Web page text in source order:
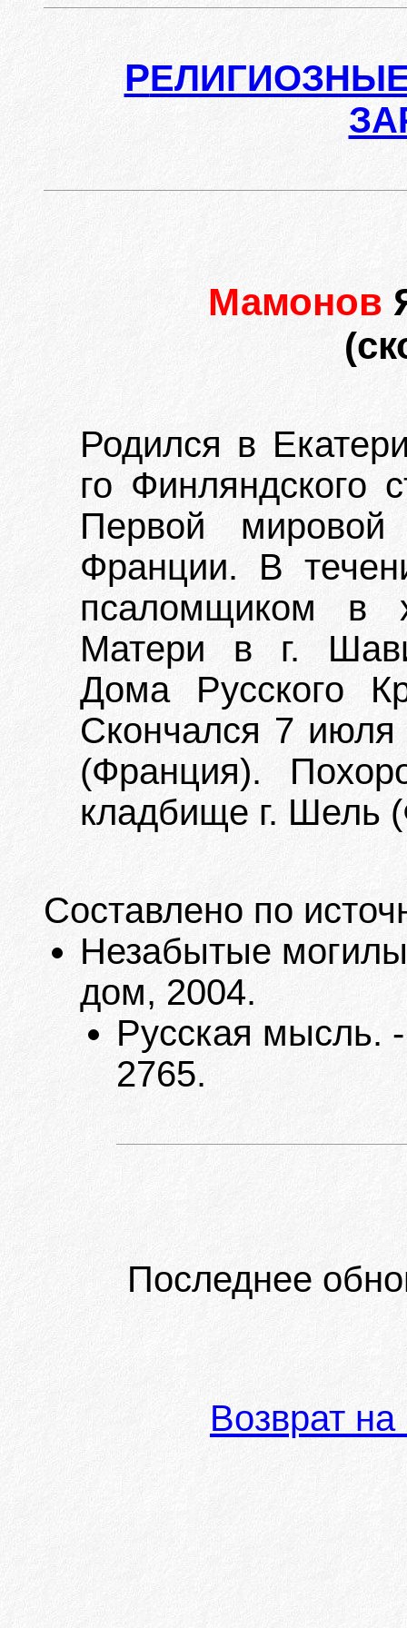
Р
Мамонов
Родился в
го Финляндского
Первой
Франции. В
псаломщиком в
Матери в г.
Дома Русского
Скончался 7 июля
(Франция).
кладбище г. Шель
Составлено по
Незабытые
дом, 2004.
Русская мысль.
2765.
Последнее
Возврат